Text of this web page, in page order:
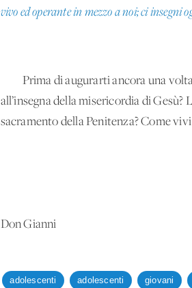
vivo ed operante in mezzo a noi; ci insegni
Prima di augurarti ancora una volta
all’insegna della misericordia di
sacramento della Penitenza? Come
Don Gianni
adolescenti adolescenti giovani